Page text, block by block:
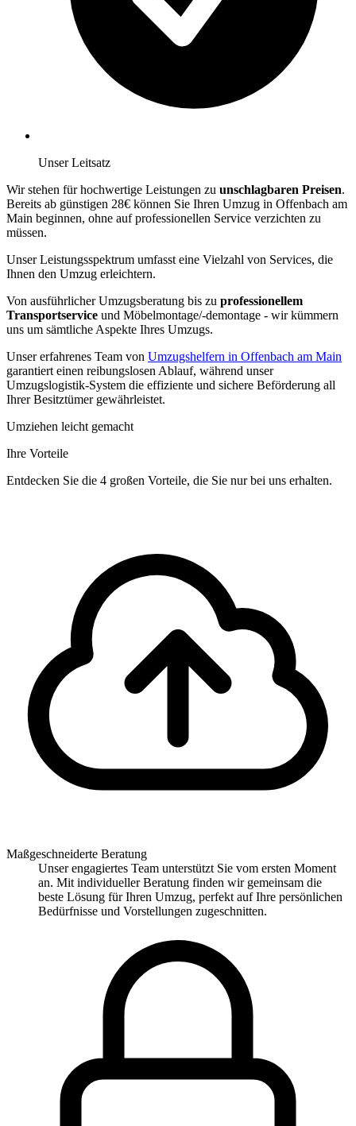
Unser Leitsatz
Wir stehen für hochwertige Leistungen zu unschlagbaren Preisen.
Bereits ab günstigen 28€ können Sie Ihren Umzug in Offenbach am
Main beginnen, ohne auf professionellen Service verzichten zu
müssen.
Unser Leistungsspektrum umfasst eine Vielzahl von Services, die
Ihnen den Umzug erleichtern.
Von ausführlicher Umzugsberatung bis zu professionellem
Transportservice und Möbelmontage/-demontage - wir kümmern
uns um sämtliche Aspekte Ihres Umzugs.
Unser erfahrenes Team von Umzugshelfern in Offenbach am Main
garantiert einen reibungslosen Ablauf, während unser
Umzugslogistik-System die effiziente und sichere Beförderung all
Ihrer Besitztümer gewährleistet.
Umziehen leicht gemacht
Ihre Vorteile
Entdecken Sie die 4 großen Vorteile, die Sie nur bei uns erhalten.
Maßgeschneiderte Beratung
Unser engagiertes Team unterstützt Sie vom ersten Moment
an. Mit individueller Beratung finden wir gemeinsam die
beste Lösung für Ihren Umzug, perfekt auf Ihre persönlichen
Bedürfnisse und Vorstellungen zugeschnitten.